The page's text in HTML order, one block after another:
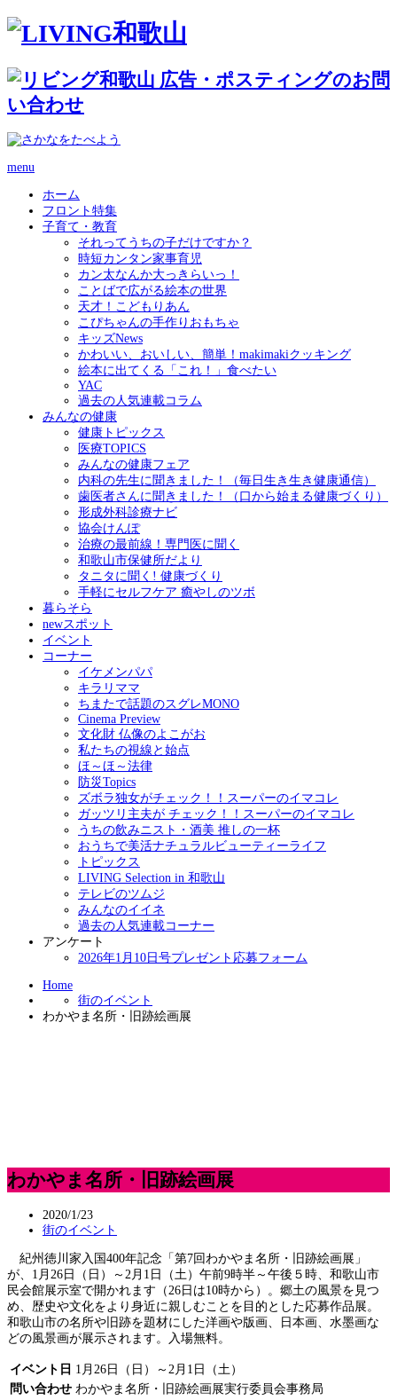
menu
ホーム
フロント特集
子育て・教育
それってうちの子だけですか？
時短カンタン家事育児
カン太なんか大っきらいっ！
ことばで広がる絵本の世界
天才！こどもりあん
こぴちゃんの手作りおもちゃ
キッズNews
かわいい、おいしい、簡単！makimakiクッキング
絵本に出てくる「これ！」食べたい
YAC
過去の人気連載コラム
みんなの健康
健康トピックス
医療TOPICS
みんなの健康フェア
内科の先生に聞きました！（毎日生き生き健康通信）
歯医者さんに聞きました！（口から始まる健康づくり）
形成外科診療ナビ
協会けんぽ
治療の最前線！専門医に聞く
和歌山市保健所だより
タニタに聞く! 健康づくり
手軽にセルフケア 癒やしのツボ
暮らそら
newスポット
イベント
コーナー
イケメンパパ
キラリママ
ちまたで話題のスグレMONO
Cinema Preview
文化財 仏像のよこがお
私たちの視線と始点
ほ～ほ～法律
防災Topics
ズボラ独女がチェック！！スーパーのイマコレ
ガッツリ主夫が チェック！！スーパーのイマコレ
うちの飲みニスト・酒美 推しの一杯
おうちで美活ナチュラルビューティーライフ
トピックス
LIVING Selection in 和歌山
テレビのツムジ
みんなのイイネ
過去の人気連載コーナー
アンケート
2026年1月10日号プレゼント応募フォーム
Home
街のイベント
わかやま名所・旧跡絵画展
わかやま名所・旧跡絵画展
2020/1/23
街のイベント
紀州徳川家入国400年記念「第7回わかやま名所・旧跡絵画展」
が、1月26日（日）～2月1日（土）午前9時半～午後５時、和歌山市
民会館展示室で開かれます（26日は10時から）。郷土の風景を見つ
め、歴史や文化をより身近に親しむことを目的とした応募作品展。
和歌山市の名所や旧跡を題材にした洋画や版画、日本画、水墨画な
どの風景画が展示されます。入場無料。
イベント日 1月26日（日）～2月1日（土）
問い合わせ わかやま名所・旧跡絵画展実行委員会事務局